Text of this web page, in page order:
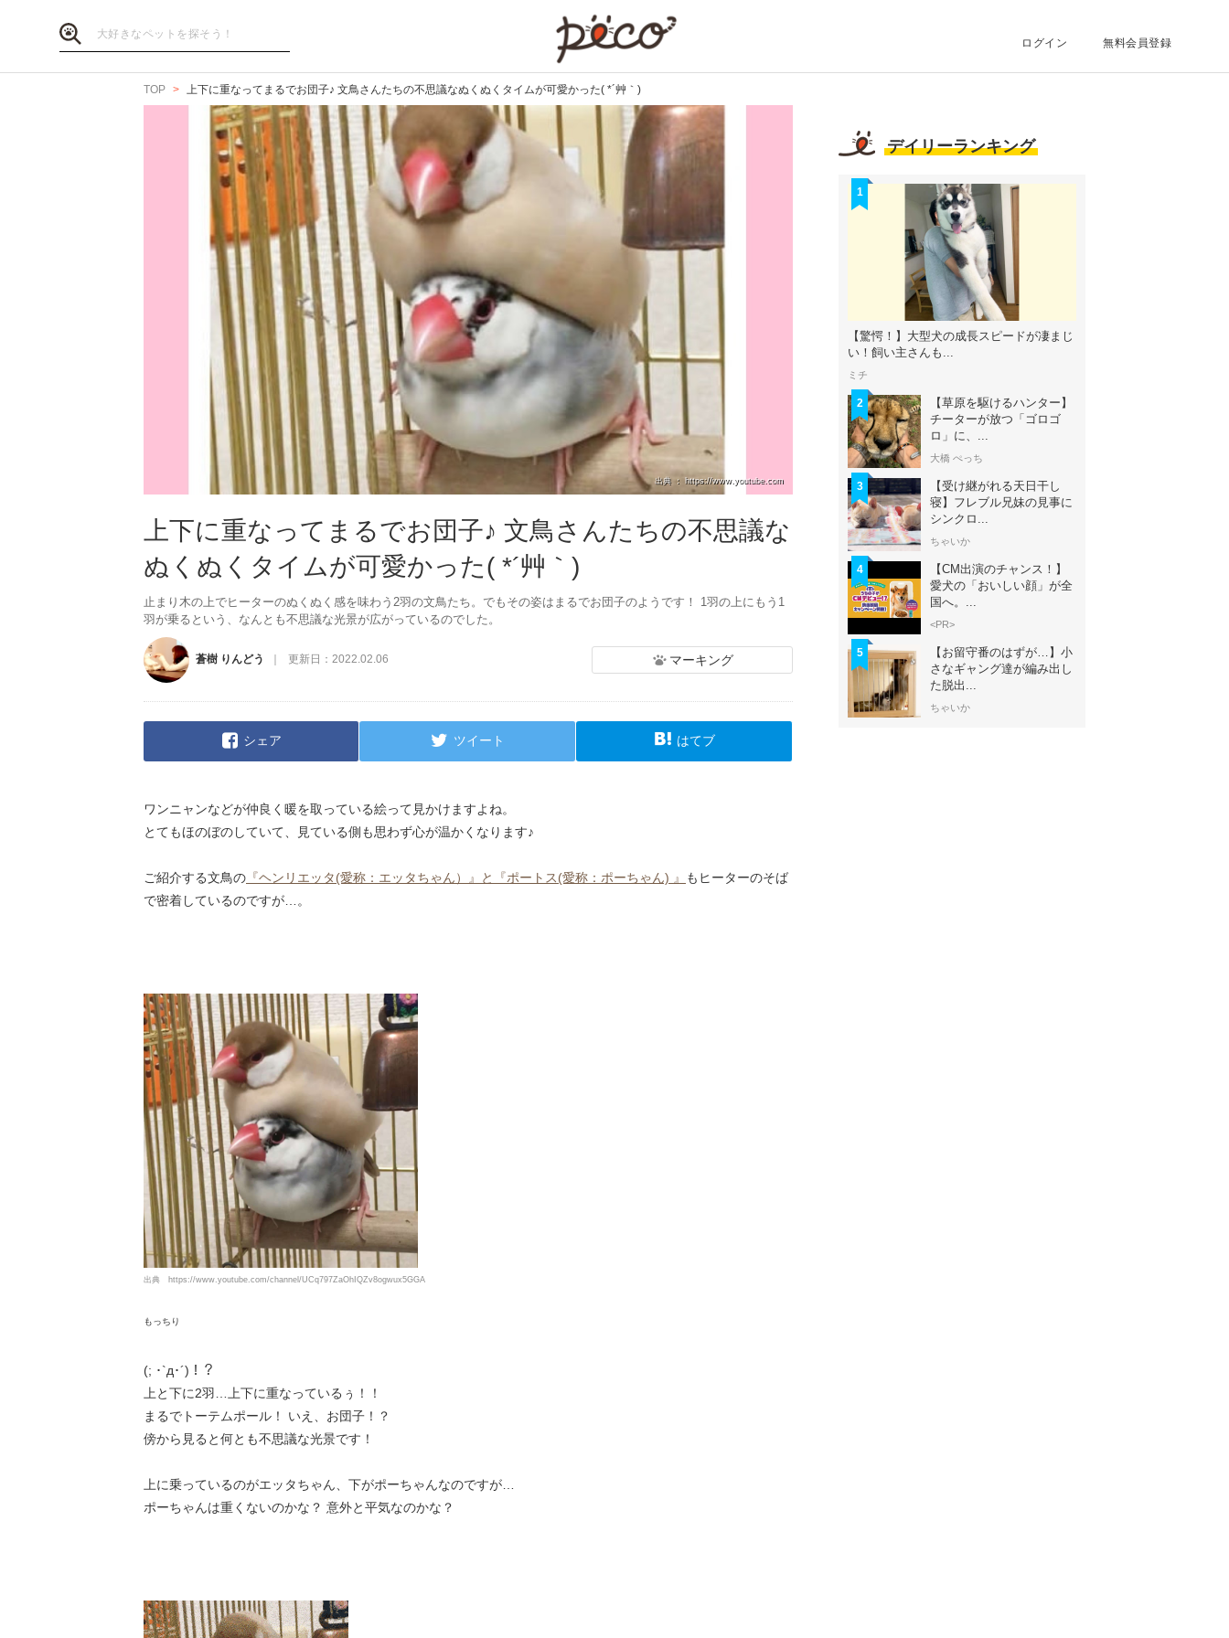
ログイン 無料会員登録
TOP 上下に重なってまるでお団子♪ 文鳥さんたちの不思議なぬくぬくタイムが可愛かった( *´艸｀)
出典 ： https://www.youtube.com
上下に重なってまるでお団子♪ 文鳥さんたちの不思議な
ぬくぬくタイムが可愛かった( *´艸｀)
止まり木の上でヒーターのぬくぬく感を味わう2羽の文鳥たち。でもその姿はまるでお団子のようです！ 1羽の上にもう1
羽が乗るという、なんとも不思議な光景が広がっているのでした。
蒼樹 りんどう 更新日： 2022.02.06 マーキング
シェア ツイート はてブ
ワンニャンなどが仲良く暖を取っている絵って見かけますよね。
とてもほのぼのしていて、見ている側も思わず心が温かくなります♪
ご紹介する文鳥の 『ヘンリエッタ(愛称：エッタちゃん）』と『ポートス(愛称：ポーちゃん) 』
もヒーターのそば
で密着しているのですが…。
出典 https://www.youtube.com/channel/UCq797ZaOhIQZv8ogwux5GGA
もっちり
(; ･`д･´)！？
上と下に2羽…上下に重なっているぅ！！
まるでトーテムポール！ いえ、お団子！？
傍から見ると何とも不思議な光景です！
上に乗っているのがエッタちゃん、下がポーちゃんなのですが…
ポーちゃんは重くないのかな？ 意外と平気なのかな？
デイリーランキング
1
【驚愕！】大型犬の成長スピードが凄まじ
い！飼い主さんも...
ミチ
2
【草原を駆けるハンター】
チーターが放つ「ゴロゴ
ロ」に、...
大橋 ぺっち
3
【受け継がれる天日干し
寝】フレブル兄妹の見事に
シンクロ...
ちゃいか
4
【CM出演のチャンス！】
愛犬の「おいしい顔」が全
国へ。...
<PR>
5
【お留守番のはずが…】小
さなギャング達が編み出し
た脱出...
ちゃいか